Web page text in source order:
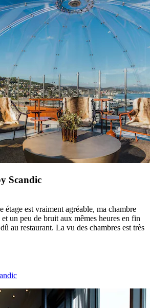
Scandic
étage est vraiment agréable, ma chambre
un peu de bruit aux mêmes heures en fin
au restaurant. La vu des chambres est très